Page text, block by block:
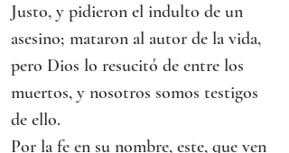
Justo, y pidieron el indulto de un
asesino; mataron al autor de la vida,
pero Dios lo resucitó de entre los
muertos, y nosotros somos testigos
de ello.
Por la fe en su nombre, este, que ven